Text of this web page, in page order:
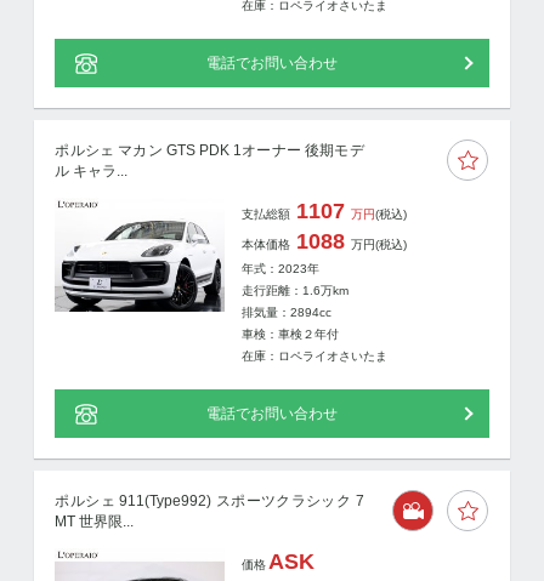
在庫：ロペライオさいたま
電話でお問い合わせ
ポルシェ マカン GTS PDK 1オーナー 後期モデ
ル キャラ...
支払総額 1107 万円(税込)
本体価格 1088 万円(税込)
年式：2023年
走行距離： 1.6万km
排気量：2894cc
車検：車検２年付
在庫：ロペライオさいたま
電話でお問い合わせ
ポルシェ 911(Type992) スポーツクラシック 7
MT 世界限...
価格 ASK